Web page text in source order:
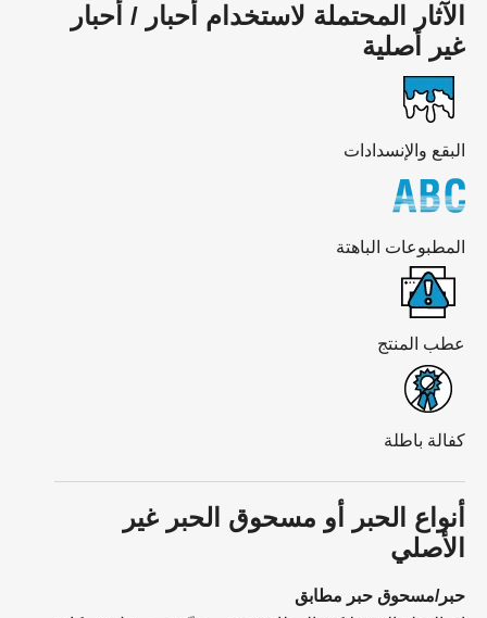
الآثار المحتملة لاستخدام أحبار / أحبار
غير أصلية
البقع والإنسدادات
المطبوعات الباهتة
عطب المنتج
كفالة باطلة
أنواع الحبر أو مسحوق الحبر غير
الأصلي
حبر/مسحوق حبر مطابق